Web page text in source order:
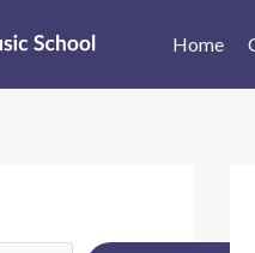
Home